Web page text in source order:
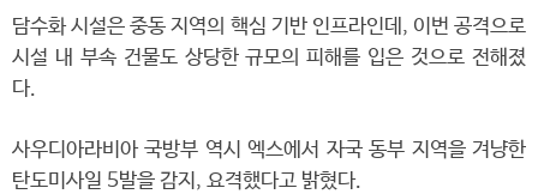
담수화 시설은 중동 지역의 핵심 기반 인프라인데, 이번 공격으로
시설 내 부속 건물도 상당한 규모의 피해를 입은 것으로 전해졌
다.
사우디아라비아 국방부 역시 엑스에서 자국 동부 지역을 겨냥한
탄도미사일 5발을 감지, 요격했다고 밝혔다.